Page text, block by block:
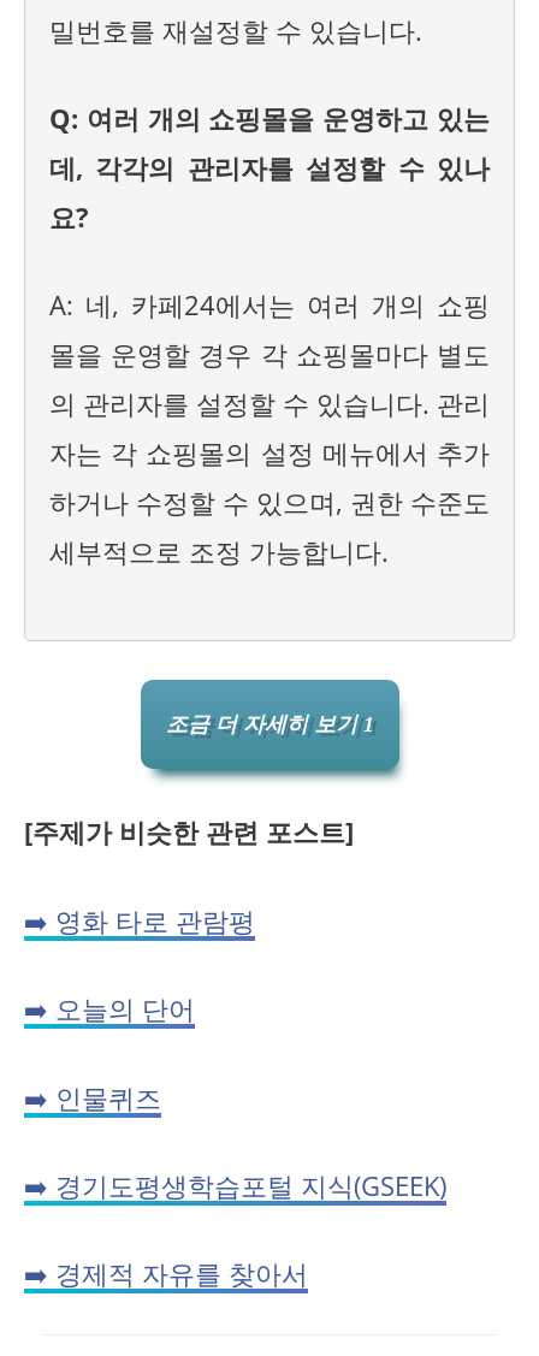
밀번호를 재설정할 수 있습니다.
Q: 여러 개의 쇼핑몰을 운영하고 있는
데, 각각의 관리자를 설정할 수 있나
요?
A: 네, 카페24에서는 여러 개의 쇼핑
몰을 운영할 경우 각 쇼핑몰마다 별도
의 관리자를 설정할 수 있습니다. 관리
자는 각 쇼핑몰의 설정 메뉴에서 추가
하거나 수정할 수 있으며, 권한 수준도
세부적으로 조정 가능합니다.
조금 더 자세히 보기 1
[주제가 비슷한 관련 포스트]
➡️ 영화 타로 관람평
➡️ 오늘의 단어
➡️ 인물퀴즈
➡️ 경기도평생학습포털 지식(GSEEK)
➡️ 경제적 자유를 찾아서